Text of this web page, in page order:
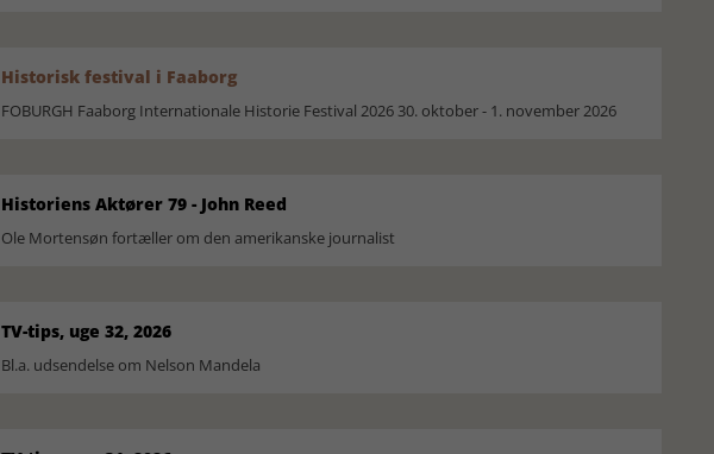
Historisk festival i Faaborg
FOBURGH Faaborg Internationale Historie Festival 2026 30. oktober - 1. november 2026
Historiens Aktører 79 - John Reed
Ole Mortensøn fortæller om den amerikanske journalist
TV-tips, uge 32, 2026
Bl.a. udsendelse om Nelson Mandela